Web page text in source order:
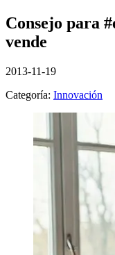
Consejo para
vende
2013-11-19
Categoría: Innovación